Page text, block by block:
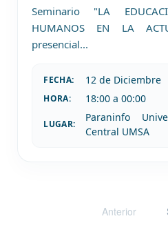
Seminario "LA
HUMANOS EN LA
presencial...
FECHA: 12 de Diciembre
HORA: 18:00 a 00:00
LUGAR:
Paraninfo
Central UMSA
Anterior